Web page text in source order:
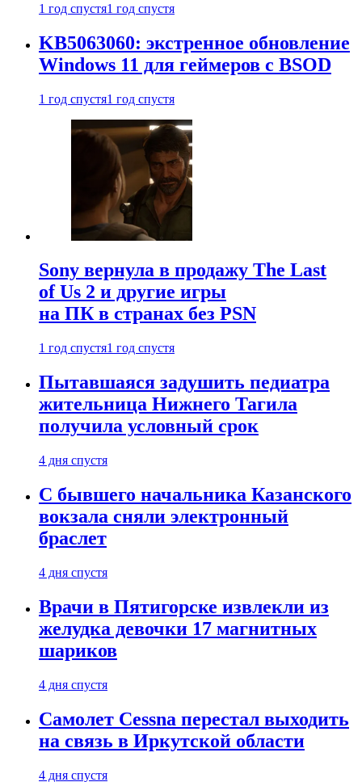
1 год спустя1 год спустя
KB5063060: экстренное обновление
Windows 11 для геймеров с BSOD
1 год спустя1 год спустя
Sony вернула в продажу The Last
of Us 2 и другие игры
на ПК в странах без PSN
1 год спустя1 год спустя
Пытавшаяся задушить педиатра
жительница Нижнего Тагила
получила условный срок
4 дня спустя
С бывшего начальника Казанского
вокзала сняли электронный
браслет
4 дня спустя
Врачи в Пятигорске извлекли из
желудка девочки 17 магнитных
шариков
4 дня спустя
Самолет Cessna перестал выходить
на связь в Иркутской области
4 дня спустя